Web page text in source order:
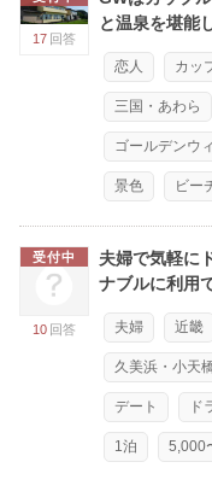
17 回答
と温泉を堪能
恋人 カッ
三国・あわら
ゴールデンウ
景色 ビー
受付中
10 回答
夫婦で気軽に
ナブルに利用
夫婦 近畿
久美浜・小天
デート ド
1泊 5,000